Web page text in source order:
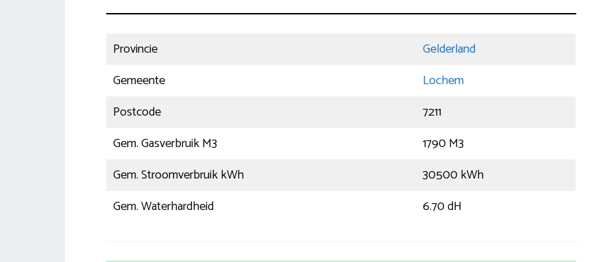
Provincie
Gelderland
Gemeente
Lochem
Postcode
7211
Gem. Gasverbruik M3
1790 M3
Gem. Stroomverbruik kWh
30500 kWh
Gem. Waterhardheid
6.70 dH